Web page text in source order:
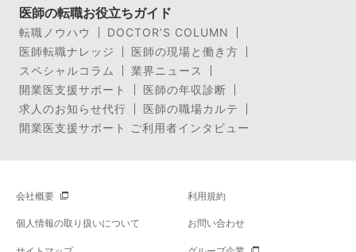
医師の転職お役立ちガイド
転職ノウハウ
DOCTOR’S COLUMN
医師転職ナレッジ
医師の現場と働き方
スペシャルコラム
業界ニュース
開業医支援サポート
医師の年収診断
求人のお知らせ代行
医師の職場カルテ
開業医支援サポート ご利用者インタビュー
会社概要 利用規約
個人情報の取り扱いについて お問い合わせ